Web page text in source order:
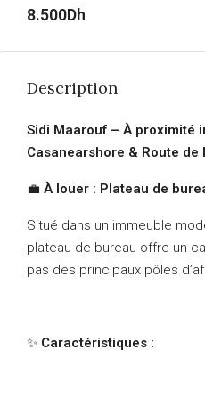
8.500Dh
Description
Sidi Maarouf – À proximité
Casanearshore & Route de
💼 À louer : Plateau de
Situé dans un immeuble
plateau de bureau offre un
pas des principaux pôles
✨ Caractéristiques :